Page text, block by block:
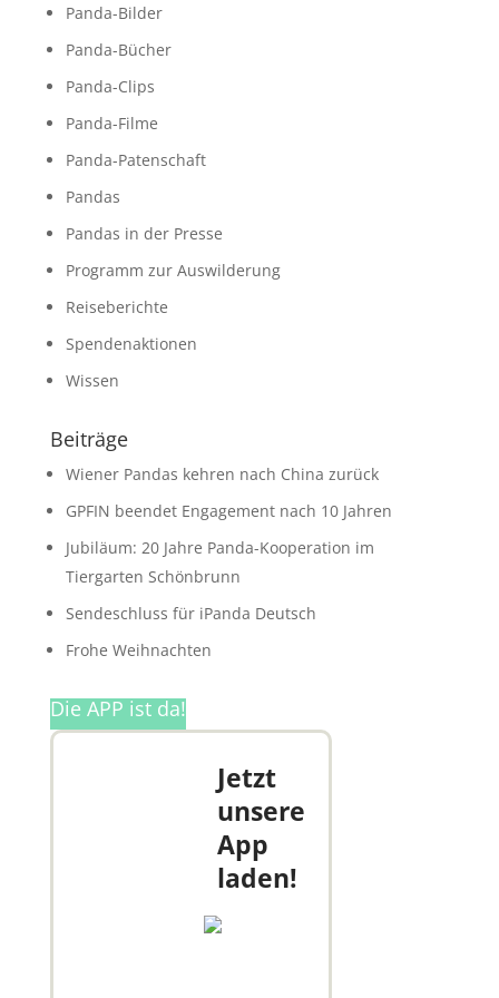
Panda-Bilder
Panda-Bücher
Panda-Clips
Panda-Filme
Panda-Patenschaft
Pandas
Pandas in der Presse
Programm zur Auswilderung
Reiseberichte
Spendenaktionen
Wissen
Beiträge
Wiener Pandas kehren nach China zurück
GPFIN beendet Engagement nach 10 Jahren
Jubiläum: 20 Jahre Panda-Kooperation im
Tiergarten Schönbrunn
Sendeschluss für iPanda Deutsch
Frohe Weihnachten
Die APP ist da!
Jetzt
unsere
App
laden!